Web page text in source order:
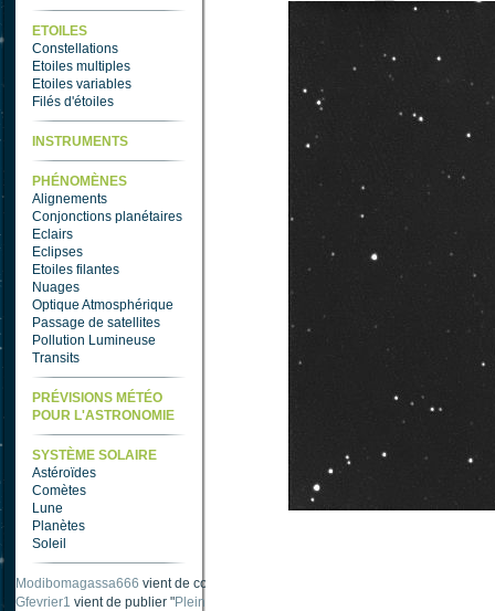
ETOILES
Constellations
Etoiles multiples
Etoiles variables
Filés d'étoiles
INSTRUMENTS
PHÉNOMÈNES
Alignements
Conjonctions planétaires
Eclairs
Eclipses
Etoiles filantes
Nuages
Optique Atmosphérique
Passage de satellites
Pollution Lumineuse
Transits
PRÉVISIONS MÉTÉO
POUR L'ASTRONOMIE
SYSTÈME SOLAIRE
Astéroïdes
Comètes
Lune
Planètes
Soleil
Modibomagassa666 vient de commenter "
Gfevrier1 vient de publier "Pleine Lune - 9 Aout 205